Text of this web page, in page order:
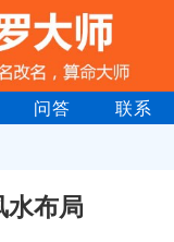
问答 联系
水布局